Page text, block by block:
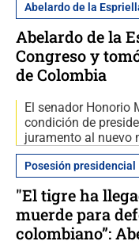
Abelardo de la
Abelardo de la
Congreso y
de Colombia
El senador Honorio
condición de
juramento al nuevo
Posesión presidencial
"El tigre ha
muerde para
colombiano”: